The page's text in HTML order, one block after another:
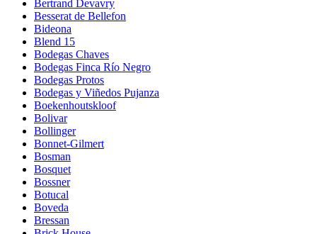
Bertrand Devavry
Besserat de Bellefon
Bideona
Blend 15
Bodegas Chaves
Bodegas Finca Río Negro
Bodegas Protos
Bodegas y Viñedos Pujanza
Boekenhoutskloof
Bolivar
Bollinger
Bonnet-Gilmert
Bosman
Bosquet
Bossner
Botucal
Boveda
Bressan